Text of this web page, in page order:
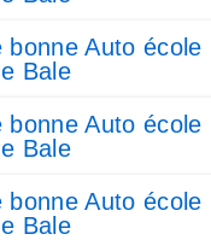
bonne Auto école
Bale
bonne Auto école
Bale
bonne Auto école
Bale